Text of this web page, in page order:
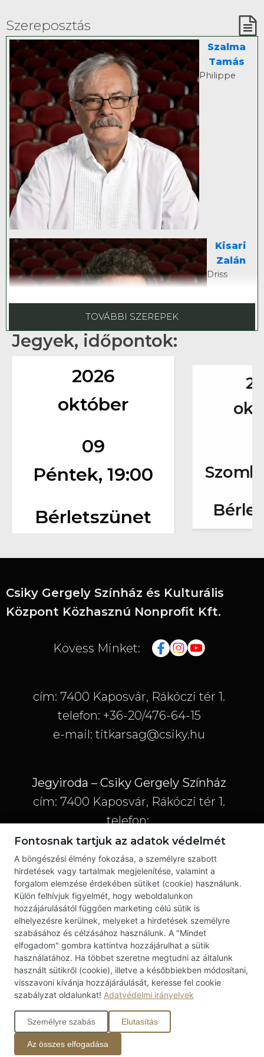
Szereposztás
Szalma
Tamás
Philippe
Kisari
Zalán
Driss
Nikolett
Martha
Virág eh.
Elisa, Philippe
lánya
Nyári
Szilvia
TOVÁBBI SZEREPEK
Jegyek, időpontok:
2026
október
09
Péntek, 19:00
Bérletszünet
Csiky Gergely Színház és Kulturális
Központ Közhasznú Nonprofit Kft.
Kövess Minket:
cím: 7400 Kaposvár, Rákóczi tér 1.
telefon: +36-20/476-64-15
e-mail: titkarsag@csiky.hu
Jegyiroda – Csiky Gergely Színház
cím: 7400 Kaposvár, Rákóczi tér 1.
telefon:
+36-20/773-33-10; +36-20/777-33-32; +36-
20/777-33-50
e-mail: jegyiroda@csiky.hu
Közérdekű adatok
Pályázati információk
Alapítvány
Próbatábla
Műszaki adatok
Nyereményjátékra vonatkozó
szabályzat és adatkezelési tájékoztató
Fontosnak tartjuk az adatok védelmét
A böngészési élmény fokozása, a személyre szabott
hirdetések vagy tartalmak megjelenítése, valamint a
forgalom elemzése érdekében sütiket (cookie) használunk.
Külön felhívjuk figyelmét, hogy weboldalunkon
hozzájárulásától függően marketing célú sütik is
elhelyezésre kerülnek, melyeket a hirdetések személyre
szabásához és célzásához használunk. A "Mindet
elfogadom" gombra kattintva hozzájárulhat a sütik
használatához. Ha többet szeretne megtudni az általunk
használt sütikről (cookie), illetve a későbbiekben módosítani,
visszavoni kívánja hozzájáráulását, keresse fel cookie
szabályzat oldalunkat! Adatvédelmi irányelvek
Személyre szabás Elutasítás
Az összes elfogadása